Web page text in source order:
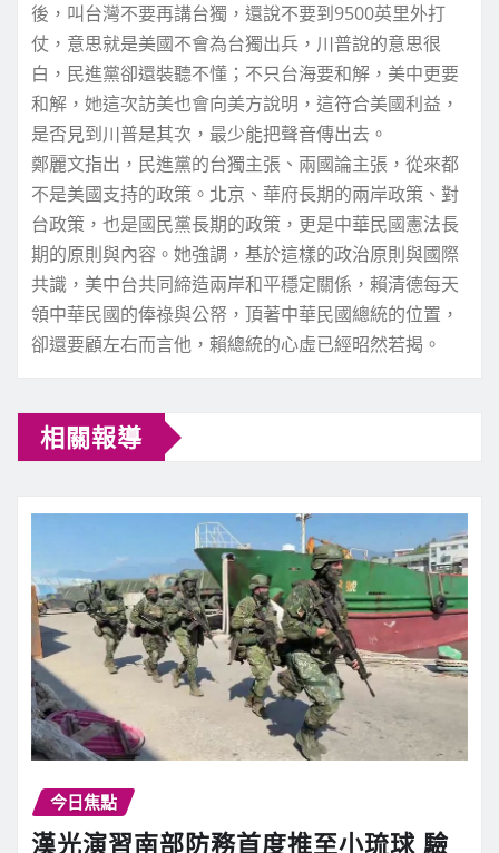
後，叫台灣不要再講台獨，還說不要到9500英里外打
仗，意思就是美國不會為台獨出兵，川普說的意思很
白，民進黨卻還裝聽不懂；不只台海要和解，美中更要
和解，她這次訪美也會向美方說明，這符合美國利益，
是否見到川普是其次，最少能把聲音傳出去。
鄭麗文指出，民進黨的台獨主張、兩國論主張，從來都
不是美國支持的政策。北京、華府長期的兩岸政策、對
台政策，也是國民黨長期的政策，更是中華民國憲法長
期的原則與內容。她強調，基於這樣的政治原則與國際
共識，美中台共同締造兩岸和平穩定關係，賴清德每天
領中華民國的俸祿與公帑，頂著中華民國總統的位置，
卻還要顧左右而言他，賴總統的心虛已經昭然若揭。
相關報導
今日焦點
漢光演習南部防務首度推至小琉球 驗